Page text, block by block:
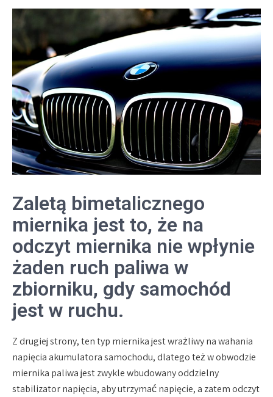
Zaletą bimetalicznego
miernika jest to, że na
odczyt miernika nie wpłynie
żaden ruch paliwa w
zbiorniku, gdy samochód
jest w ruchu.
Z drugiej strony, ten typ miernika jest wrażliwy na wahania
napięcia akumulatora samochodu, dlatego też w obwodzie
miernika paliwa jest zwykle wbudowany oddzielny
stabilizator napięcia, aby utrzymać napięcie, a zatem odczyt